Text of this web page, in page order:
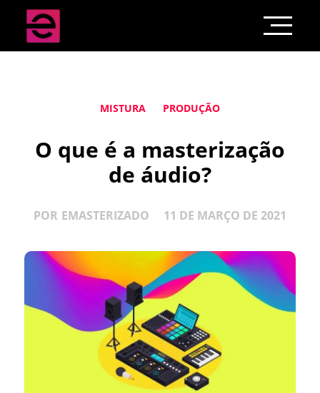
MISTURA PRODUÇÃO
O que é a masterização
de áudio?
POR EMASTERIZADO 11 DE MARÇO DE 2021